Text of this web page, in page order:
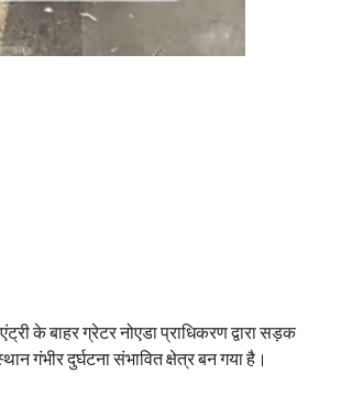
के बाहर ग्रेटर नोएडा प्राधिकरण द्वारा सड़क
गंभीर दुर्घटना संभावित क्षेत्र बन गया है।